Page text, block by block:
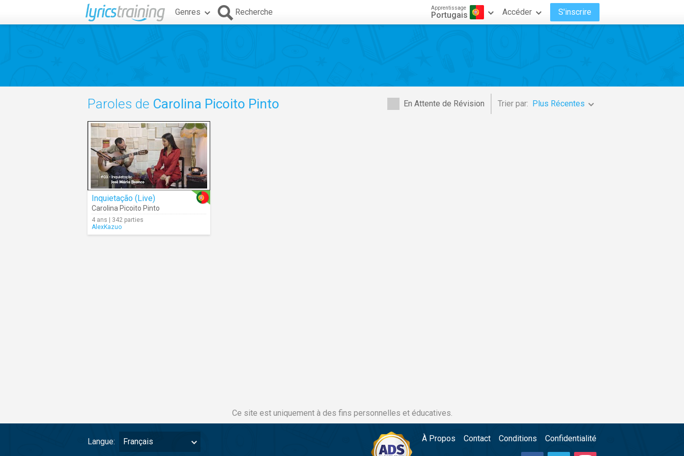
Genres Recherche Apprentissage
Portugais Accéder S'inscrire
En Attente de Révision Trier par: Plus Récentes
Paroles de Carolina Picoito Pinto
Inquietação (Live)
Carolina Picoito Pinto
4 ans | 342 parties
AlexKazuo
Ce site est uniquement à des fins personnelles et éducatives.
Langue: Français À Propos Contact Conditions Confidentialité